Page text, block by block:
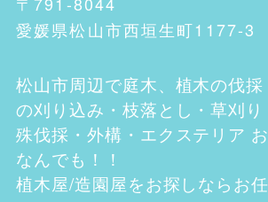
愛媛県松山市西垣生町1177-3
松山市周辺で庭木、植木の伐
の刈り込み・枝落とし・草刈
殊伐採・外構・エクステリア
なんでも！！
植木屋/造園屋をお探しならお